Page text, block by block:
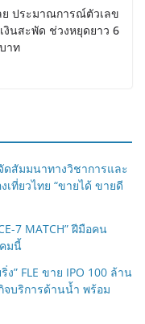
ประมาณการณ์ตัวเลข
งินสะพัด ช่วงหยุดยาว 6
าท
สัมมนาทางวิชาการและ
ที่ยวไทย “ขายได้ ขายดี
7 MATCH” ฝีมือคน
มนี้
” FLE ขาย IPO 100 ล้าน
จบริการด้านน้ำ พร้อม